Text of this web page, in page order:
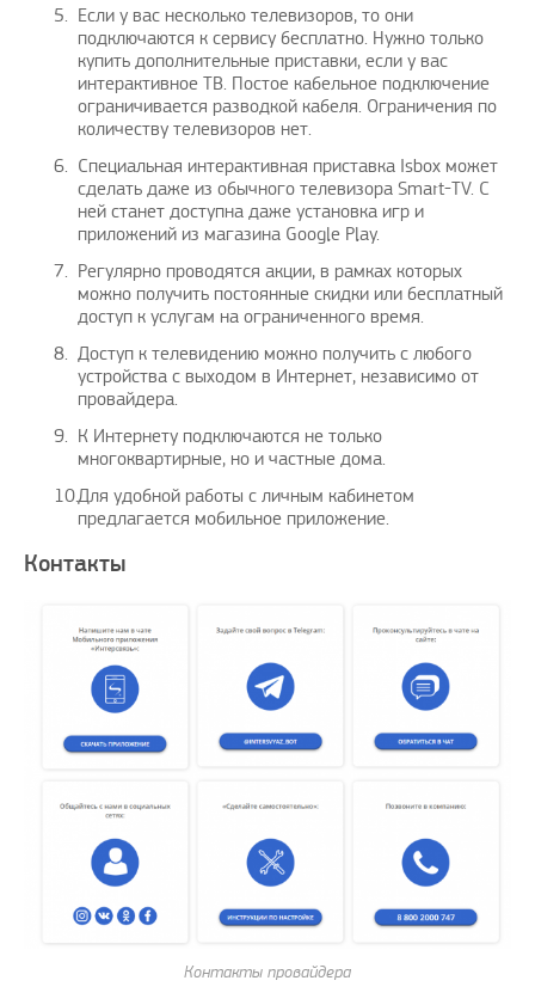
Если у вас несколько телевизоров, то они
подключаются к сервису бесплатно. Нужно только
купить дополнительные приставки, если у вас
интерактивное ТВ. Постое кабельное подключение
ограничивается разводкой кабеля. Ограничения по
количеству телевизоров нет.
Специальная интерактивная приставка Isbox может
сделать даже из обычного телевизора Smart-TV. С
ней станет доступна даже установка игр и
приложений из магазина Google Play.
Регулярно проводятся акции, в рамках которых
можно получить постоянные скидки или бесплатный
доступ к услугам на ограниченного время.
Доступ к телевидению можно получить с любого
устройства с выходом в Интернет, независимо от
провайдера.
К Интернету подключаются не только
многоквартирные, но и частные дома.
Для удобной работы с личным кабинетом
предлагается мобильное приложение.
Контакты
Контакты провайдера